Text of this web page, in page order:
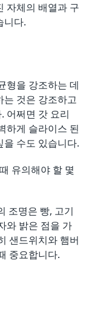
자체의 배열과 구
니다.
형을 강조하는 데
는 것은 강조하고
어쩌면 갓 요리
하게 슬라이스 된
수도 있습니다.
유의해야 할 몇
조명은 빵, 고기
와 밝은 점을 가
샌드위치와 햄버
중요합니다.